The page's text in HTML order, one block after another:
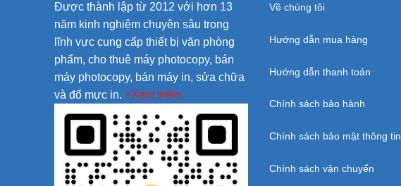
Được thành lập từ 2012 với hơn 13
năm kinh nghiệm chuyên sâu trong
lĩnh vực cung cấp thiết bị văn phòng
phẩm, cho thuê máy photocopy, bán
máy photocopy, bán máy in, sửa chữa
và đổ mực in. +Xem thêm
Về chúng tôi
Hướng dẫn mua hàng
Hướng dẫn thanh toán
Chính sách bảo hành
Chính sách bảo mật thông tin
Chính sách vận chuyển